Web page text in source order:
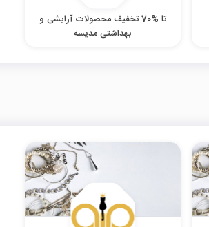
تا %70 تخفیف محصولات آرایشی و
بهداشتی مدیسه